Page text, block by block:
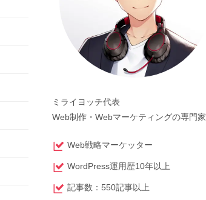
ミライヨッチ代表
Web制作・Webマーケティングの専門家
Web戦略マーケッター
WordPress運用歴10年以上
記事数：550記事以上